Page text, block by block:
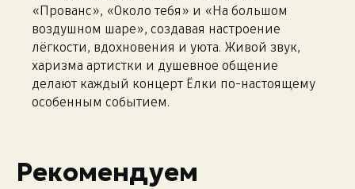
«Прованс», «Около тебя» и «На большом
воздушном шаре», создавая настроение
лёгкости, вдохновения и уюта. Живой звук,
харизма артистки и душевное общение
делают каждый концерт Ёлки по-настоящему
особенным событием.
Рекомендуем